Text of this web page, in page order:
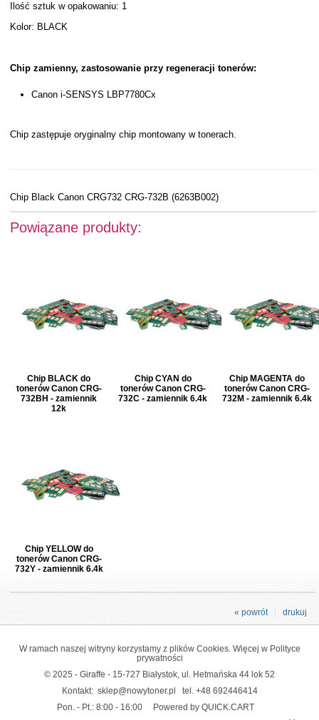
Ilość sztuk w opakowaniu: 1
Kolor: BLACK
Chip zamienny, zastosowanie przy regeneracji tonerów:
Canon i-SENSYS LBP7780Cx
Chip zastępuje oryginalny chip montowany w tonerach.
Chip Black Canon CRG732 CRG-732B (6263B002)
Powiązane produkty:
Chip BLACK do
tonerów Canon CRG-
732BH - zamiennik
12k
Chip CYAN do
tonerów Canon CRG-
732C - zamiennik 6.4k
Chip MAGENTA do
tonerów Canon CRG-
732M - zamiennik 6.4k
Chip YELLOW do
tonerów Canon CRG-
732Y - zamiennik 6.4k
drukuj
« powrót
W ramach naszej witryny korzystamy z plików Cookies. Więcej w Polityce
prywatności
© 2025 - Giraffe - 15-727 Białystok, ul. Hetmańska 44 lok 52
Kontakt: sklep@nowytoner.pl tel. +48 692446414
Pon. - Pt.: 8:00 - 16:00
Powered by QUICK.CART